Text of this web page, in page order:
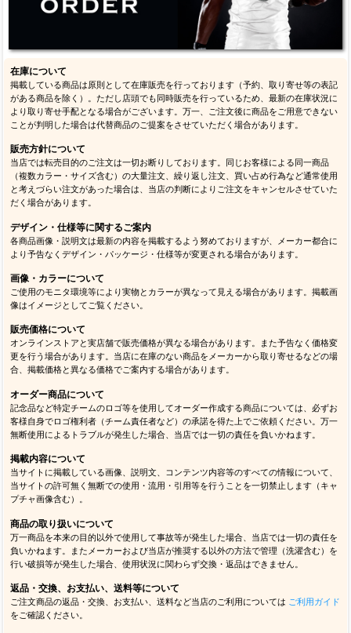
在庫について
掲載している商品は原則として在庫販売を行っております（予約、取り寄せ等の表記
がある商品を除く）。ただし店頭でも同時販売を行っているため、最新の在庫状況に
より取り寄せ手配となる場合がございます。万一、ご注文後に商品をご用意できない
ことが判明した場合は代替商品のご提案をさせていただく場合があります。
販売方針について
当店では転売目的のご注文は一切お断りしております。同じお客様による同一商品
（複数カラー・サイズ含む）の大量注文、繰り返し注文、買い占め行為など通常使用
と考えづらい注文があった場合は、当店の判断によりご注文をキャンセルさせていた
だく場合があります。
デザイン・仕様等に関するご案内
各商品画像・説明文は最新の内容を掲載するよう努めておりますが、メーカー都合に
より予告なくデザイン・パッケージ・仕様等が変更される場合があります。
画像・カラーについて
ご使用のモニタ環境等により実物とカラーが異なって見える場合があります。掲載画
像はイメージとしてご覧ください。
販売価格について
オンラインストアと実店舗で販売価格が異なる場合があります。また予告なく価格変
更を行う場合があります。当店に在庫のない商品をメーカーから取り寄せるなどの場
合、掲載価格と異なる価格でご案内する場合があります。
オーダー商品について
記念品など特定チームのロゴ等を使用してオーダー作成する商品については、必ずお
客様自身でロゴ権利者（チーム責任者など）の承諾を得た上でご依頼ください。万一
無断使用によるトラブルが発生した場合、当店では一切の責任を負いかねます。
掲載内容について
当サイトに掲載している画像、説明文、コンテンツ内容等のすべての情報について、
当サイトの許可無く無断での使用・流用・引用等を行うことを一切禁止します（キャ
プチャ画像含む）。
商品の取り扱いについて
万一商品を本来の目的以外で使用して事故等が発生した場合、当店では一切の責任を
負いかねます。またメーカーおよび当店が推奨する以外の方法で管理（洗濯含む）を
行い破損等が発生した場合、使用状況に関わらず交換・返品はできません。
返品・交換、お支払い、送料等について
ご注文商品の返品・交換、お支払い、送料など当店のご利用については ご利用ガイド
をご確認ください。